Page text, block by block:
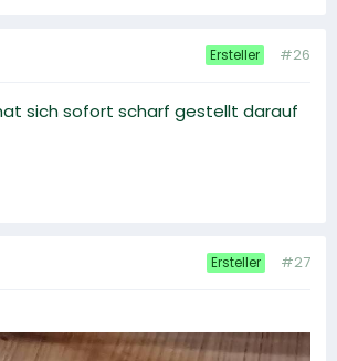
Ersteller #26
sich sofort scharf gestellt darauf
Ersteller #27